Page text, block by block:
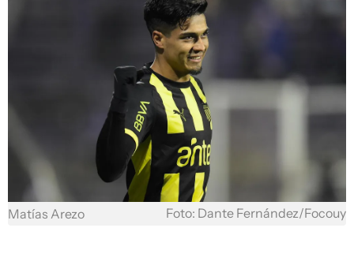
Matías Arezo Foto: Dante Fernández/Focouy